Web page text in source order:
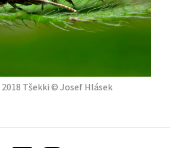
Tšekki © Josef Hlásek